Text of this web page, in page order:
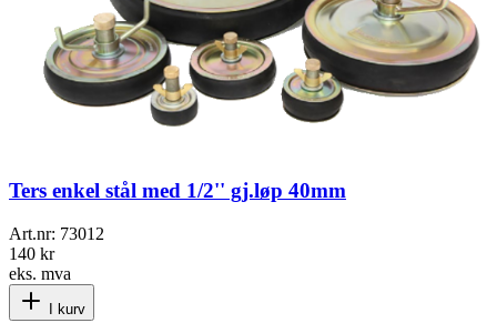
Ters enkel stål med 1/2'' gj.løp 40mm
Art.nr: 73012
140 kr
eks. mva
I kurv